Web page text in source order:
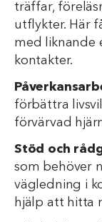
träffar,
utflykter. Här
med liknande
kontakter.
förbättra
förvärvad
Stöd och
som behöver
vägledning i
hjälp att hitta